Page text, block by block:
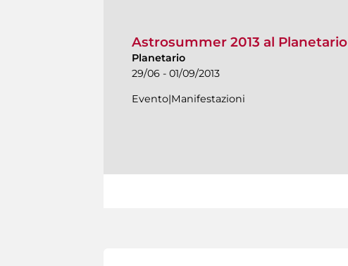
Astrosummer 2013 al Planetario
Planetario
29/06 - 01/09/2013
Evento|Manifestazioni